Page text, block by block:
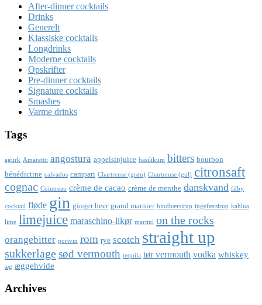
After-dinner cocktails
Drinks
Generelt
Klassiske cocktails
Longdrinks
Moderne cocktails
Opskrifter
Pre-dinner cocktails
Signature cocktails
Smashes
Varme drinks
Tags
agurk Amaretto angostura appelsinjuice basilikum bitters bourbon
bénédictine calvados campari Chartreuse (grøn) Chartreuse (gul) citronsaft
cognac Cointreau crème de cacao crème de menthe danskvand filby
cocktail fløde gin ginger beer grand marnier hindbærsirup ingefærsirup kahlua
lime limejuice maraschino-likør martini on the rocks
orangebitter portvin rom rye scotch straight up
sukkerlagesød vermouth tequila tør vermouth vodka whiskey
æg æggehvide
Archives